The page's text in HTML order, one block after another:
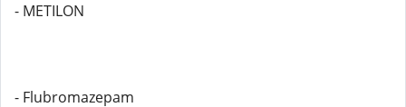
- METILON
- Flubromazepam